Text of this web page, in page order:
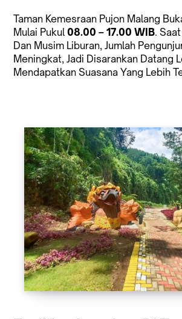
Taman Kemesraan Pujon Malang
Mulai Pukul 08.00 – 17.00 WIB.
Dan Musim Liburan, Jumlah
Meningkat, Jadi Disarankan Datang
Mendapatkan Suasana Yang Lebih